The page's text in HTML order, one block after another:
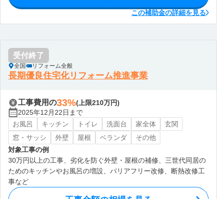
この補助金の詳細を見る
受付終了
全国 リフォーム全般
長期優良住宅化リフォーム推進事業
工事費用の33%(上限210万円)
2025年12月22日まで
お風呂
キッチン トイレ 洗面台 家全体
玄関
窓・サッシ
外壁 屋根 ベランダ
その他
対象工事の例
30万円以上の工事、劣化を防ぐ外壁・屋根の補修、三世代同居の
ためのキッチンやお風呂の増設、バリアフリー改修、断熱改修工
事など